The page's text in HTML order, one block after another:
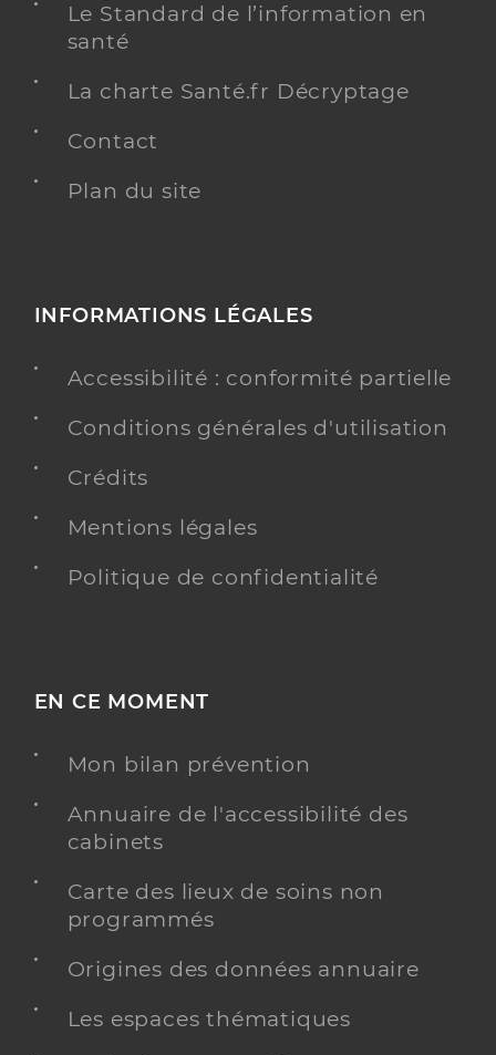
Le Standard de l’information en
santé
La charte Santé.fr Décryptage
Contact
Plan du site
INFORMATIONS LÉGALES
Accessibilité : conformité partielle
Conditions générales d'utilisation
Crédits
Mentions légales
Politique de confidentialité
EN CE MOMENT
Mon bilan prévention
Annuaire de l'accessibilité des
cabinets
Carte des lieux de soins non
programmés
Origines des données annuaire
Les espaces thématiques